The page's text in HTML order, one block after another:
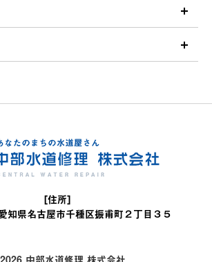
[住所]
知県名古屋市千種区振甫町２丁目３５